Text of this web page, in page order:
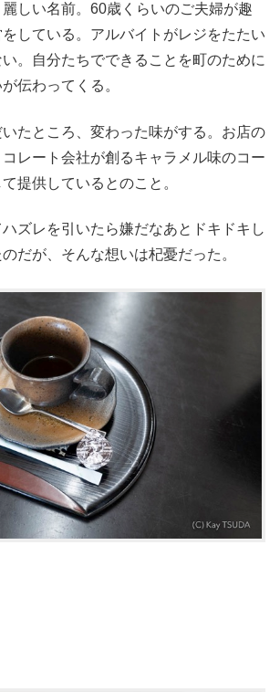
しい名前。60歳くらいのご夫婦が趣
している。アルバイトがレジをたたい
。自分たちでできることを町のために
伝わってくる。
たところ、変わった味がする。お店の
レート会社が創るキャラメル味のコー
提供しているとのこと。
ズレを引いたら嫌だなあとドキドキし
だが、そんな想いは杞憂だった。